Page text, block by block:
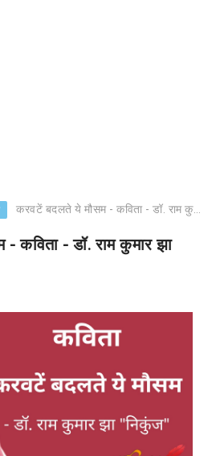
करवटें बदलते ये मौसम - कविता - डॉ. राम कुमार झा "निकुंज"
कविता - डॉ. राम कुमार झा